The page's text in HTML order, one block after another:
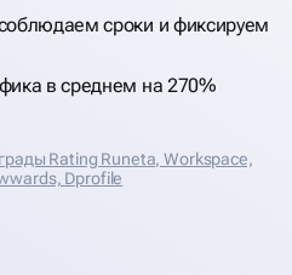
сроки и фиксируем
в среднем на 270%
Rating Runeta, Workspace,
Dprofile